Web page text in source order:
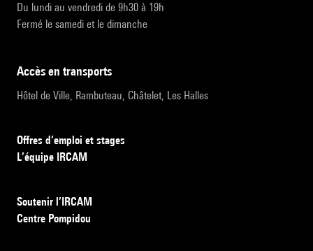
Du lundi au vendredi de 9h30 à 19h
Fermé le samedi et le dimanche
accès en transports
Hôtel de Ville, Rambuteau, Châtelet, Les Halles
Offres d’emploi et stages
L’équipe IRCAM
Soutenir l’IRCAM
Centre Pompidou